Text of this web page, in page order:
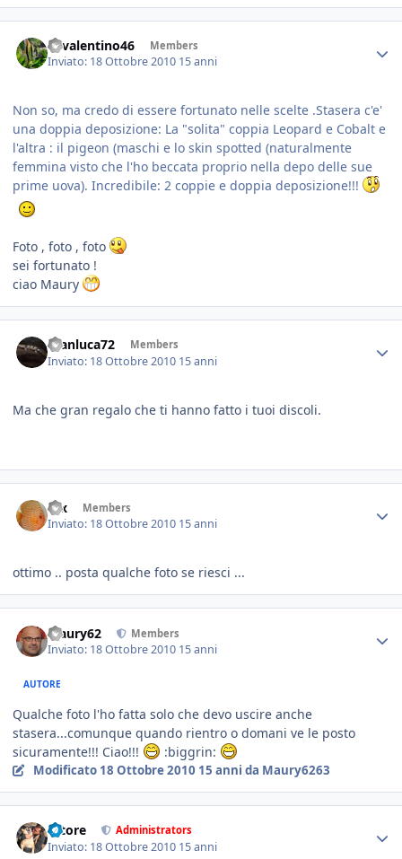
46valentino46 Members
Inviato: 18 Ottobre 2010 15 anni
Non so, ma credo di essere fortunato nelle scelte .Stasera c'e'
una doppia deposizione: La "solita" coppia Leopard e Cobalt e
l'altra : il pigeon (maschi e lo skin spotted (naturalmente
femmina visto che l'ho beccata proprio nella depo delle sue
prime uova). Incredibile: 2 coppie e doppia deposizione!!!
Foto , foto , foto
sei fortunato !
ciao Maury
Gianluca72 Members
Inviato: 18 Ottobre 2010 15 anni
Ma che gran regalo che ti hanno fatto i tuoi discoli.
rex Members
Inviato: 18 Ottobre 2010 15 anni
ottimo .. posta qualche foto se riesci ...
Maury62 Members
Inviato: 18 Ottobre 2010 15 anni
AUTORE
Qualche foto l'ho fatta solo che devo uscire anche
stasera...comunque quando rientro o domani ve le posto
sicuramente!!! Ciao!!!
:biggrin:
Modificato 18 Ottobre 2010 15 anni da Maury6263
tatore Administrators
Inviato: 18 Ottobre 2010 15 anni